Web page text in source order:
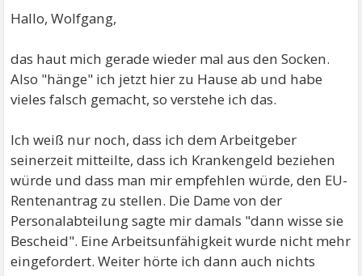
Auszahlscheines, aber auf Wunsch des AG muß der
Arzt eine AU-Bescheinigung ausstellen. Allerdings hat
der Arzt die Möglichkeit, eine AU-Bescheinigung "bis
auf Weiteres" auszustellen.
Wenn die Rente bewilligt wird, muß der AG über
Rentenbeginn und (bei Befristung) Ende informiert
werden. Das Arbeitsverhältnis ruht dann.
Hallo, Wolfgang,
das haut mich gerade wieder mal aus den Socken.
Also "hänge" ich jetzt hier zu Hause ab und habe
vieles falsch gemacht, so verstehe ich das.
Ich weiß nur noch, dass ich dem Arbeitgeber
seinerzeit mitteilte, dass ich Krankengeld beziehen
würde und dass man mir empfehlen würde, den EU-
Rentenantrag zu stellen. Die Dame von der
Personalabteilung sagte mir damals "dann wisse sie
Bescheid". Eine Arbeitsunfähigkeit wurde nicht mehr
eingefordert. Weiter hörte ich dann auch nichts